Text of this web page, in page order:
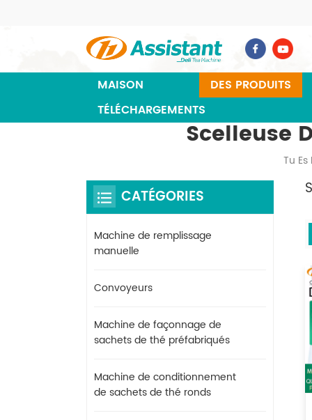
MAISON DES PRODUITS
TÉLÉCHARGEMENTS
Scelleuse
Tu
CATÉGORIES
Machine de remplissage
manuelle
Convoyeurs
Machine de façonnage de
sachets de thé préfabriqués
Machine de conditionnement
de sachets de thé ronds